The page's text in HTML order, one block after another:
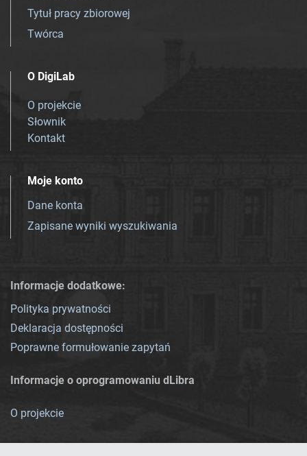
Tytuł pracy zbiorowej
Twórca
O DigiLab
O projekcie
Słownik
Kontakt
Moje konto
Dane konta
Zapisane wyniki wyszukiwania
Informacje dodatkowe:
Polityka prywatności
Deklaracja dostępności
Poprawne formułowanie zapytań
Informacje o oprogramowaniu dLibra
O projekcie